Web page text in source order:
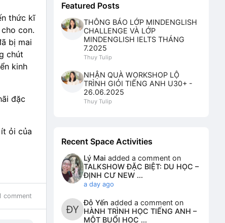
thức kĩ
con.
bị mai
chút
kinh
đặc
ỏi của
comment
Featured Posts
THÔNG BÁO LỚP MINDENGLISH
CHALLENGE VÀ LỚP
MINDENGLISH IELTS THÁNG
7.2025
Thuy Tulip
NHẬN QUÀ WORKSHOP LỘ
TRÌNH GIỎI TIẾNG ANH U30+ -
26.06.2025
Thuy Tulip
Recent Space Activities
Lý Mai added a comment on
TALKSHOW ĐẶC BIỆT: DU HỌC –
ĐỊNH CƯ NEW ...
a day ago
Đỗ Yến added a comment on
HÀNH TRÌNH HỌC TIẾNG ANH –
MỘT BUỔI HỌC ...